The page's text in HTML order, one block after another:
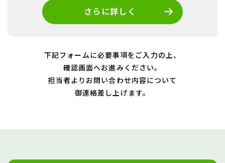
さらに詳しく
下記フォームに必要事項をご入力の上、
確認画面へお進みください。
担当者よりお問い合わせ内容について
御連絡差し上げます。